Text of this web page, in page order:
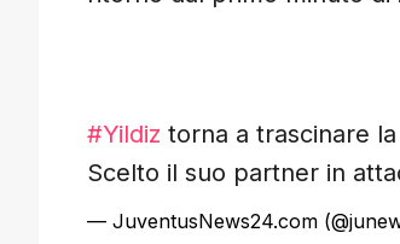
#Yildiz torna a trascinare la
Scelto il suo partner in
— JuventusNews24.com